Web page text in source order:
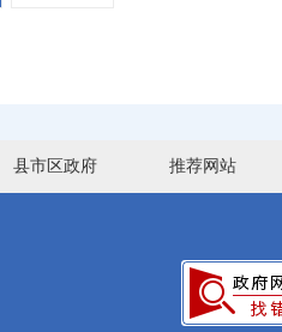
县市区政府 推荐网站